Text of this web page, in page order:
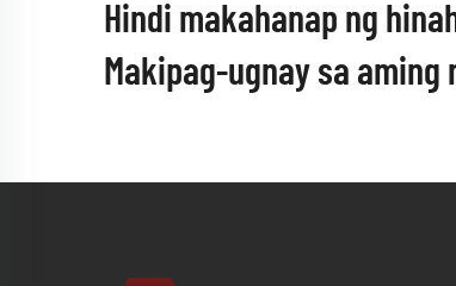
Hindi makahanap ng
Makipag-ugnay sa